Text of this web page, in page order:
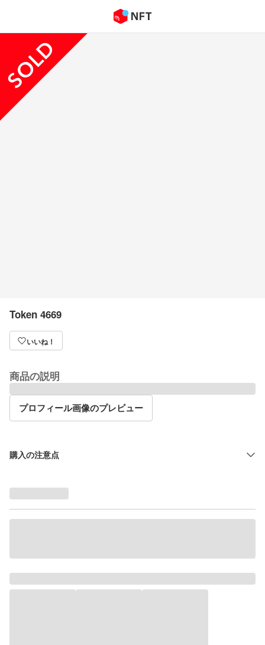
Token 4669
いいね！
商品の説明
プロフィール画像のプレビュー
購入の注意点